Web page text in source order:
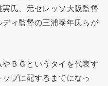
氏、元セレッソ大阪監督
ィ監督の三浦泰年氏らが
ＢＧというタイを代表す
プに配するまでになっ